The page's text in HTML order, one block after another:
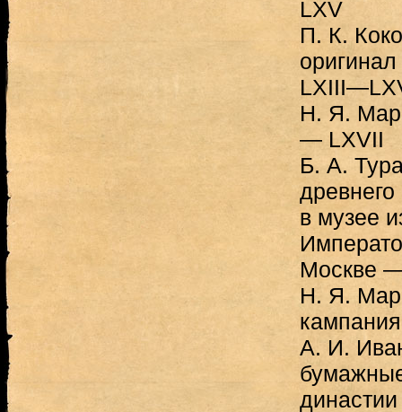
LXV
П. К.
Н. Я.
— LXVII
Б. А.
древнего
в музее
Москве
Н. Я.
А. И.